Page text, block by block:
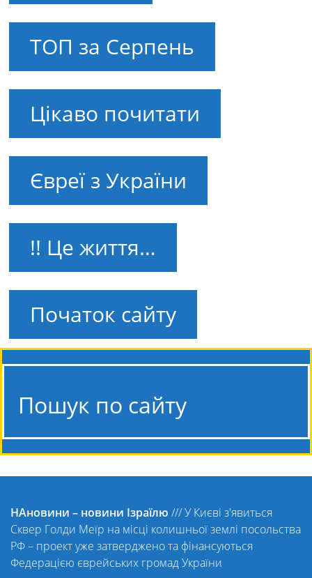
ТОП за Серпень
Цікаво почитати
Євреї з України
!! Це життя…
Початок сайту
Пошук по сайту
НАновини – новини Ізраїлю ///У Києві з'явиться
Сквер Голди Меїр на місці колишньої землі посольства
РФ – проект уже затверджено та фінансуються
Федерацією єврейських громад України